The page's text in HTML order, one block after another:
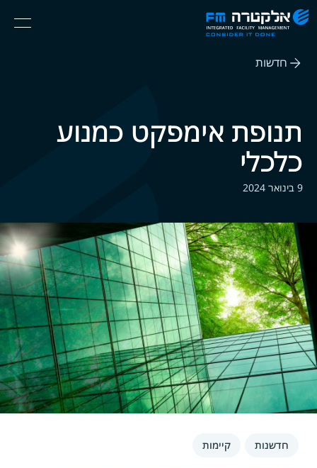
Skip
the
אלקטרה
Menu
חדשות
תנופת אימפקט כמנוע
כלכלי
9 בינואר 2024
חדשנות קיימות